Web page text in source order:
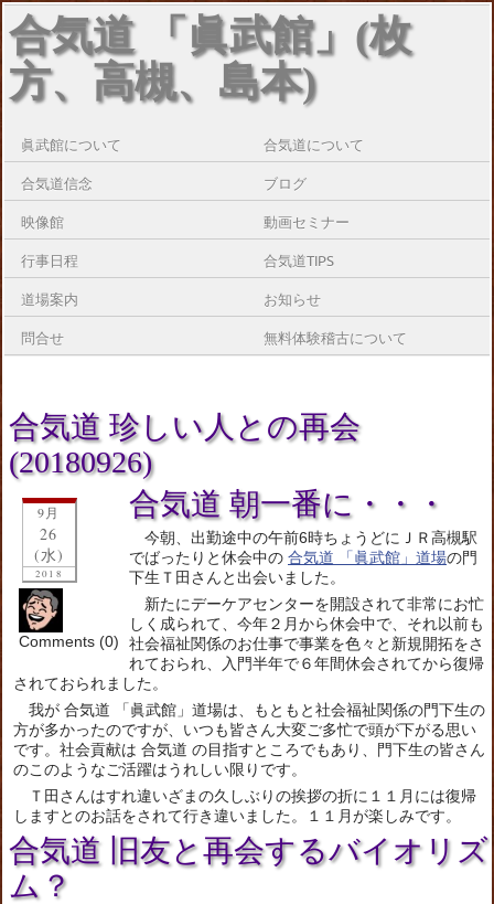
合気道 「眞武館」(枚
方、高槻、島本)
眞武館について 合気道について
合気道信念 ブログ
映像館 動画セミナー
行事日程 合気道TIPS
道場案内 お知らせ
問合せ 無料体験稽古について
合気道 珍しい人との再会
(20180926)
9月
26
(水)
2018
Comments (0)
合気道 朝一番に・・・
今朝、出勤途中の午前6時ちょうどにＪＲ高槻駅
でばったりと休会中の 合気道 「眞武館」道場の門
下生Ｔ田さんと出会いました。
新たにデーケアセンターを開設されて非常にお忙
しく成られて、今年２月から休会中で、それ以前も
社会福祉関係のお仕事で事業を色々と新規開拓をさ
れておられ、入門半年で６年間休会されてから復帰
されておられました。
我が 合気道 「眞武館」道場は、もともと社会福祉関係の門下生の
方が多かったのですが、いつも皆さん大変ご多忙で頭が下がる思い
です。社会貢献は 合気道 の目指すところでもあり、門下生の皆さん
のこのようなご活躍はうれしい限りです。
Ｔ田さんはすれ違いざまの久しぶりの挨拶の折に１１月には復帰
しますとのお話をされて行き違いました。１１月が楽しみです。
合気道 旧友と再会するバイオリズ
ム？